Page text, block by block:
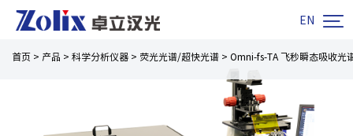
EN 
首页 > 产品 > 科学分析仪器 > 荧光光谱/超快光谱 > Omni-fs-TA 飞秒瞬态吸收光